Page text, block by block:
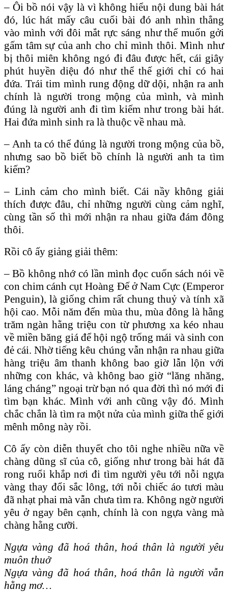
– Ôi bồ nói vậy là vì không hiểu nội dung bài hát
đó, lúc hát mấy câu cuối bài đó anh nhìn thẳng
vào mình với đôi mắt rực sáng như thể muốn gởi
gấm tâm sự của anh cho chỉ mình thôi. Mình như
bị thôi miên không ngó đi đâu được hết, cái giây
phút huyền diệu đó như thể thế giới chỉ có hai
đứa. Trái tim mình rung động dữ dội, nhận ra anh
chính là người trong mộng của mình, và mình
đúng là người anh đi tìm kiếm như trong bài hát.
Hai đứa mình sinh ra là thuộc về nhau mà.
– Anh ta có thể đúng là người trong mộng của bồ,
nhưng sao bồ biết bồ chính là người anh ta tìm
kiếm?
– Linh cảm cho mình biết. Cái nầy không giải
thích được đâu, chỉ những người cùng cảm nghĩ,
cùng tần số thì mới nhận ra nhau giữa đám đông
thôi.
Rồi cô ấy giảng giải thêm:
– Bồ không nhớ có lần mình đọc cuốn sách nói về
con chim cánh cụt Hoàng Đế ở Nam Cực (Emperor
Penguin), là giống chim rất chung thuỷ và tính xã
hội cao. Mỗi năm đến mùa thu, mùa đông là hằng
trăm ngàn hằng triệu con từ phương xa kéo nhau
về miền băng giá để hội ngộ trống mái và sinh con
đẻ cái. Nhờ tiếng kêu chúng vẫn nhận ra nhau giữa
hàng triệu âm thanh không bao giờ lẫn lộn với
những con khác, và không bao giờ “lăng nhăng,
láng cháng” ngoại trừ bạn nó qua đời thì nó mới đi
tìm bạn khác. Mình với anh cũng vậy đó. Mình
chắc chắn là tìm ra một nửa của mình giữa thế giới
mênh mông này rồi.
Cô ấy còn diễn thuyết cho tôi nghe nhiều nữa về
chàng dũng sĩ của cô, giống như trong bài hát đã
rong ruổi khắp nơi đi tìm người yêu tới nỗi ngựa
vàng thay đổi sắc lông, tới nỗi chiếc áo tươi màu
đã nhạt phai mà vẫn chưa tìm ra. Không ngờ người
yêu ở ngay bên cạnh, chính là con ngựa vàng mà
chàng hằng cưỡi.
Ngựa vàng đã hoá thân, hoá thân là người yêu
muôn thuở
Ngựa vàng đã hoá thân, hoá thân là người vẫn
hằng mơ…